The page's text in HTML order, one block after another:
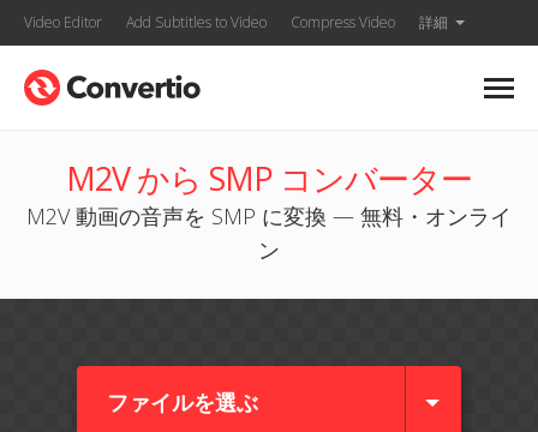
Video Editor Add Subtitles to Video Compress Video 詳細
M2V から SMP コンバーター
M2V 動画の音声を SMP に変換 — 無料・オンライ
ン
ファイルを選ぶ